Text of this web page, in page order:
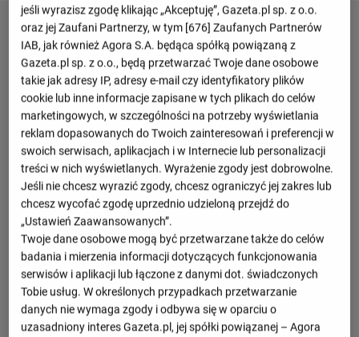
jeśli wyrazisz zgodę klikając „Akceptuję”, Gazeta.pl sp. z o.o.
oraz jej Zaufani Partnerzy, w tym [676] Zaufanych Partnerów
IAB, jak również Agora S.A. będąca spółką powiązaną z
Gazeta.pl sp. z o.o., będą przetwarzać Twoje dane osobowe
takie jak adresy IP, adresy e-mail czy identyfikatory plików
cookie lub inne informacje zapisane w tych plikach do celów
marketingowych, w szczególności na potrzeby wyświetlania
reklam dopasowanych do Twoich zainteresowań i preferencji w
swoich serwisach, aplikacjach i w Internecie lub personalizacji
treści w nich wyświetlanych. Wyrażenie zgody jest dobrowolne.
Jeśli nie chcesz wyrazić zgody, chcesz ograniczyć jej zakres lub
chcesz wycofać zgodę uprzednio udzieloną przejdź do
„Ustawień Zaawansowanych”.
Twoje dane osobowe mogą być przetwarzane także do celów
badania i mierzenia informacji dotyczących funkcjonowania
serwisów i aplikacji lub łączone z danymi dot. świadczonych
Tobie usług. W określonych przypadkach przetwarzanie
danych nie wymaga zgody i odbywa się w oparciu o
uzasadniony interes Gazeta.pl, jej spółki powiązanej – Agora